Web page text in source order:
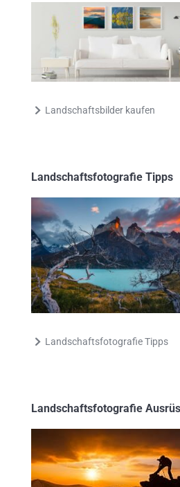
Landschaftsbilder kaufen
Landschaftsfotografie Tipps
Landschaftsfotografie Tipps
Landschaftsfotografie